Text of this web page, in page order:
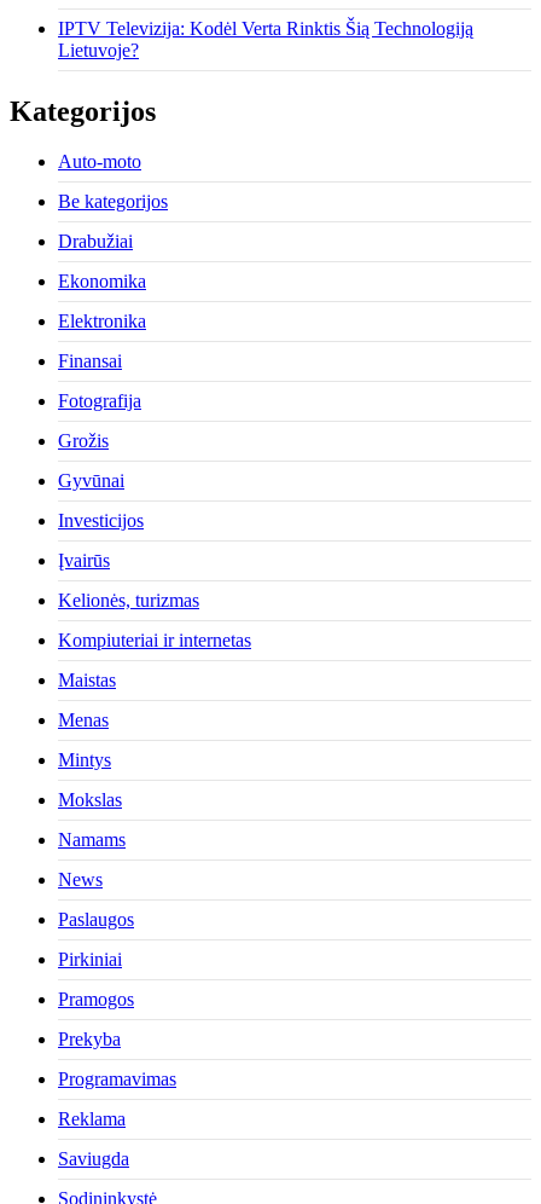
IPTV Televizija: Kodėl Verta Rinktis Šią Technologiją
Lietuvoje?
Kategorijos
Auto-moto
Be kategorijos
Drabužiai
Ekonomika
Elektronika
Finansai
Fotografija
Grožis
Gyvūnai
Investicijos
Įvairūs
Kelionės, turizmas
Kompiuteriai ir internetas
Maistas
Menas
Mintys
Mokslas
Namams
News
Paslaugos
Pirkiniai
Pramogos
Prekyba
Programavimas
Reklama
Saviugda
Sodininkystė